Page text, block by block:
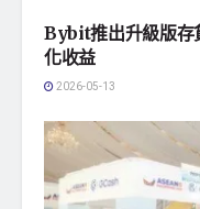
Bybit推出升級版存
化收益
2026-05-13